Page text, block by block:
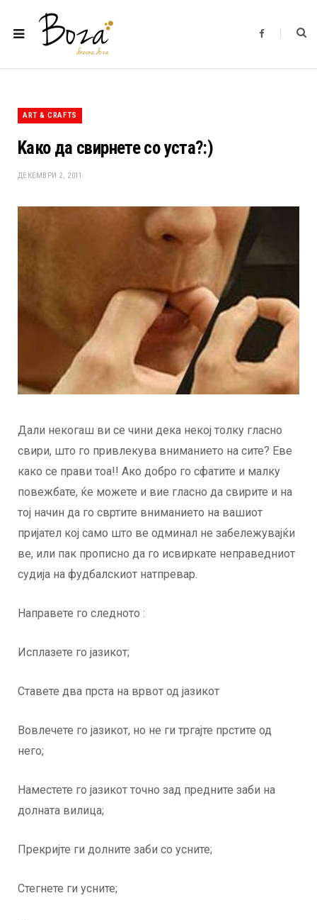
F
b
ART & CRAFTS
Kако да свирнете со уста?:)
ДЕКЕМВРИ 2, 2011
Дали некогаш ви се чини дека некој толку гласно
свири, што го привлекува вниманието на сите? Еве
како се прави тоа!! Ако добро го сфатите и малку
повежбате, ќе можете и вие гласно да свирите и на
тој начин да го свртите вниманието на вашиот
пријател кој само што ве одминал не забележувајќи
ве, или пак прописно да го исвиркате неправедниот
судија на фудбалскиот натпревар.
Направете го следното :
Исплазете го јазикот;
Ставете два прста на врвот од јазикот
Вовлечете го јазикот, но не ги тргајте прстите од
него;
Наместете го јазикот точно зад предните заби на
долната вилица;
Прекријте ги долните заби со усните;
Стегнете ги усните;